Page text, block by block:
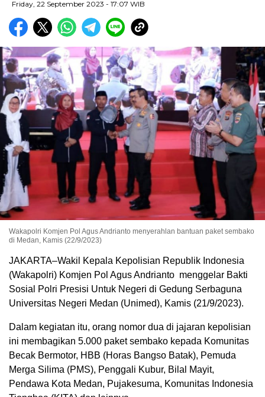
Friday, 22 September 2023 - 17:07 WIB
Wakapolri Komjen Pol Agus Andrianto menyerahlan bantuan paket sembako
di Medan, Kamis (22/9/2023)
JAKARTA–Wakil Kepala Kepolisian Republik Indonesia
(Wakapolri) Komjen Pol Agus Andrianto menggelar Bakti
Sosial Polri Presisi Untuk Negeri di Gedung Serbaguna
Universitas Negeri Medan (Unimed), Kamis (21/9/2023).
Dalam kegiatan itu, orang nomor dua di jajaran kepolisian
ini membagikan 5.000 paket sembako kepada Komunitas
Becak Bermotor, HBB (Horas Bangso Batak), Pemuda
Merga Silima (PMS), Penggali Kubur, Bilal Mayit,
Pendawa Kota Medan, Pujakesuma, Komunitas Indonesia